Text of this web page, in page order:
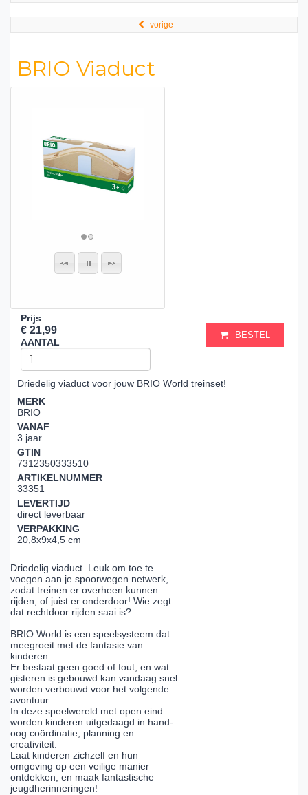
vorige
BRIO Viaduct
Prijs
€ 21,99
AANTAL
BESTEL
Driedelig viaduct voor jouw BRIO World treinset!
MERK
BRIO
VANAF
3 jaar
GTIN
7312350333510
ARTIKELNUMMER
33351
LEVERTIJD
direct leverbaar
VERPAKKING
20,8x9x4,5 cm
Driedelig viaduct. Leuk om toe te
voegen aan je spoorwegen netwerk,
zodat treinen er overheen kunnen
rijden, of juist er onderdoor! Wie zegt
dat rechtdoor rijden saai is?
BRIO World is een speelsysteem dat
meegroeit met de fantasie van
kinderen.
Er bestaat geen goed of fout, en wat
gisteren is gebouwd kan vandaag snel
worden verbouwd voor het volgende
avontuur.
In deze speelwereld met open eind
worden kinderen uitgedaagd in hand-
oog coördinatie, planning en
creativiteit.
Laat kinderen zichzelf en hun
omgeving op een veilige manier
ontdekken, en maak fantastische
jeugdherinneringen!